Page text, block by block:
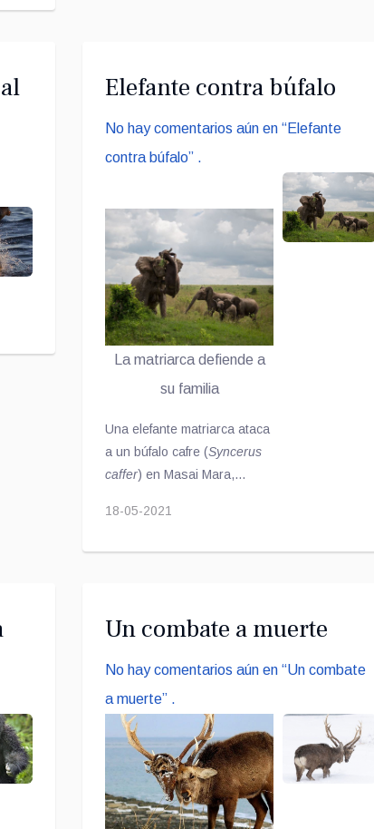
Elefante contra búfalo
No hay comentarios aún en “Elefante
contra búfalo” .
La matriarca defiende a
su familia
Una elefante matriarca ataca
a un búfalo cafre (Syncerus
caffer) en Masai Mara,
18-05-2021
Un combate a muerte
No hay comentarios aún en “Un combate
a muerte” .